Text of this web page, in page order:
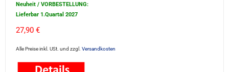
Neuheit / VORBESTELLUNG:
Lieferbar 1.Quartal 2027
27,90 €
Alle Preise inkl. USt. und zzgl. Versandkosten